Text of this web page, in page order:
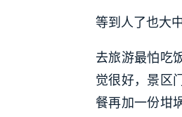
等到人了也大
去旅游最怕吃
觉很好，景区
餐再加一份坩